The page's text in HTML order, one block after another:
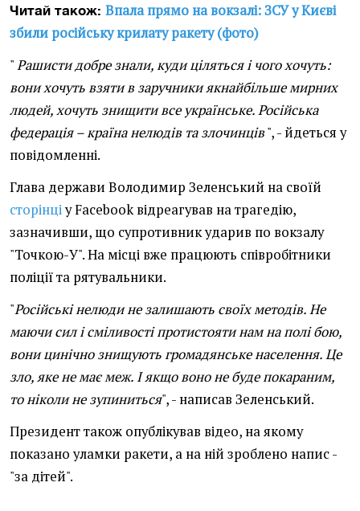
Читай також: Впала прямо на вокзалі: ЗСУ у Києві
збили російську крилату ракету (фото)
"Рашисти добре знали, куди ціляться і чого хочуть:
вони хочуть взяти в заручники якнайбільше мирних
людей, хочуть знищити все українське. Російська
федерація – країна нелюдів та злочинців", - йдеться у
повідомленні.
Глава держави Володимир Зеленський на своїй
сторінціу Facebook відреагував на трагедію,
зазначивши, що супротивник ударив по вокзалу
"Точкою-У". На місці вже працюють співробітники
поліції та рятувальники.
"Російські нелюди не залишають своїх методів. Не
маючи сил і сміливості протистояти нам на полі бою,
вони цинічно знищують громадянське населення. Це
зло, яке не має меж. І якщо воно не буде покараним,
то ніколи не зупиниться", - написав Зеленський.
Президент також опублікував відео, на якому
показано уламки ракети, а на ній зроблено напис -
"за дітей".